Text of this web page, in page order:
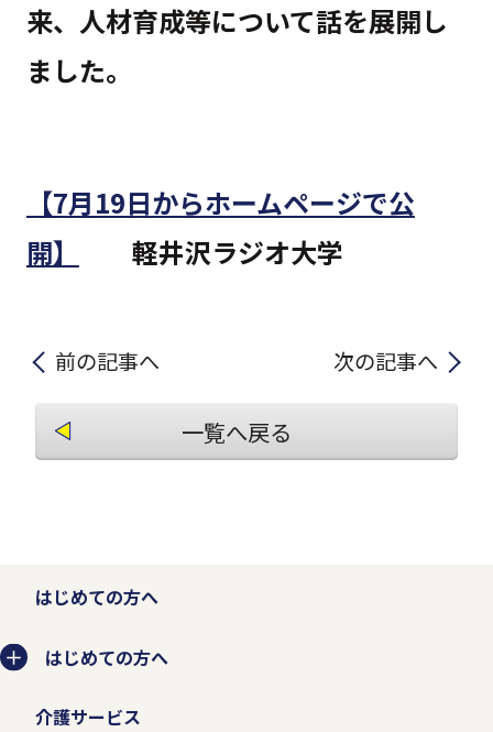
来、人材育成等について話を展開し
ました。
【7月19日からホームページで公
開】
軽井沢ラジオ大学
前の記事へ 次の記事へ
一覧へ戻る
はじめての方へ
はじめての方へ
介護サービス